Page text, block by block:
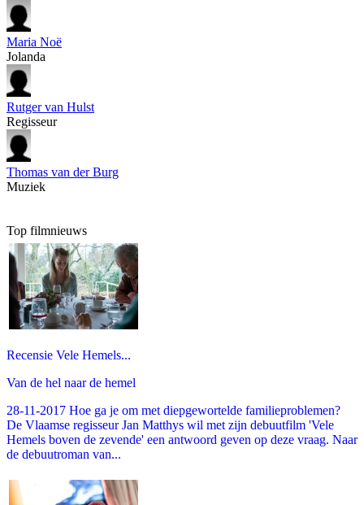
Maria Noë
Jolanda
Rutger van Hulst
Regisseur
Thomas van der Burg
Muziek
Top filmnieuws
Recensie Vele Hemels...
Van de hel naar de hemel
28-11-2017 Hoe ga je om met diepgewortelde familieproblemen?
De Vlaamse regisseur Jan Matthys wil met zijn debuutfilm 'Vele
Hemels boven de zevende' een antwoord geven op deze vraag. Naar
de debuutroman van...